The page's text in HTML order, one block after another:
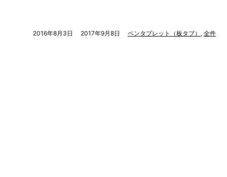
2016年8月3日 2017年9月8日 ペンタブレット（板タブ） , 全件